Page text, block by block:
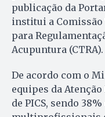
publicação da
institui a Comissão
para
Acupuntura (CTRA).
De acordo com o
equipes da
de PICS, sendo